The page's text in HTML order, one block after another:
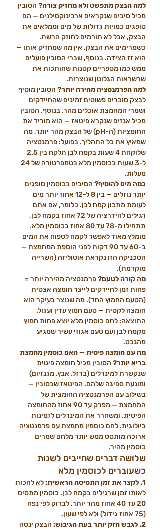
למה הבצק מתפשט ולא מחזיק צורה? הסובין
מכיל סיבים שנקראים ארבינוקסילנים — הם
סופגים כמויות גדולות של מים וממלאים את
הבצק, אבל לא תורמים לחוזק הרשת.
כשמרימים את הבצק, אין מה שמחזיק אותו —
הוא זז הצידה. בנוסף, שברי הסובין פועלים
ממש כמו מספריים קטנות שחותכות את
שרשראות הגלוטן שנוצרות.
למה הפרמנטציה מהירה יותר? הסובין מוסיף
לבצק סוכרים פשוטים זמינים שהחיידקים
ושמרי המחמצת אוכלים מהר. בנוסף, הסובין
מכיל אנזים שנקרא פיטאז — הוא מוריד את
החומציות (ה-pH) של הבצק מהר יותר, מה
שמאיץ את כל התהליך. בפועל: פרמנטציה
מעלות.
כמה מים להוסיף? הסיבים בכוסמין סופגים
יותר נוזלים — בין 8 ל-12 אחוז יותר מים
לעומת מתכון קמח לבן. כלומר, אם אתם
רגילים להידרציה של 72 אחוז בקמח לבן,
תתחילו מ-78 עד 80 אחוז בכוסמין מלא.
מומלץ מאוד לאפשר לקמח לספוח את המים
ב-60 עד 90 דקות לפני הוספת המחמצת —
הטכניקה הזו נקראת אוטוליזה (השרייה
מוקדמת).
מה קורה לטעם? פרמנטציה מהירה יותר =
פחות זמן לחיידקים לייצר חומצה אצטית
(הטעם החמוץ החד). מה שנוצר בעיקר הוא
חומצה לקטית — טעם חמוץ עדין ועגול.
התוצאה: לחם כוסמין מלא יוצא פחות חמוץ
מקמח לבן ועם טעם אגוזי עשיר שמגיע
מהנבט.
מה עם חומצה פיטית — האם כוסמין מחמצת
בריא יותר? הסובין מכיל חומצה פיטית
שנקשרת למינרלים (ברזל, אבץ, מגנזיום)
ומונעת ספיגה שלהם. הפיטאז שבסובין —
בשילוב עם הפרמנטציה החומצית של
המחמצת — מפרק עד 90 אחוז מהחומצה
הפיטית, ומשחרר את המינרלים לזמינות
ביולוגית. לחם כוסמין מחמצת עם פרמנטציה
ארוכה מותסס ממש יותר מלחם שמרים
כוסמין מהיר.
שלושה דברים שחייבים לשנות
כשעוברים לכוסמין מלא
1. לקצר את זמן התסיסה הראשית:
לא לחכות
לאותו זמן שרגילים בקמח לבן. כוסמין מתסיס
20 עד 40 אחוז מהר יותר. לבדוק לפי נפח
(75 אחוז גידול) ולא לפי שעון.
2. לגבש חזק יותר בעת הגיבוש:
הבצק ינסה